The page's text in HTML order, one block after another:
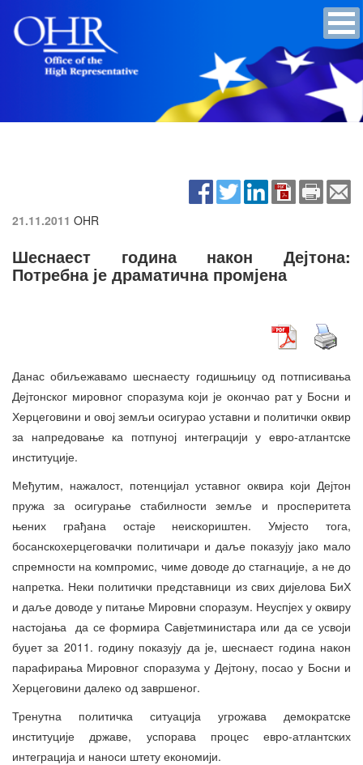
21.11.2011 OHR
Шеснаест година након Дејтона:
Потребна је драматична промјена
Данас обиљежавамо шеснаесту годишњицу од потписивања
Дејтонског мировног споразума који је окончао рат у Босни и
Херцеговини и овој земљи осигурао уставни и политички оквир
за напредовање ка потпуној интеграцији у евро-атлантске
институције.
Међутим, нажалост, потенцијал уставног оквира који Дејтон
пружа за осигурање стабилности земље и просперитета
њених грађана остаје неискориштен. Умјесто тога,
босанскохерцеговачки политичари и даље показују јако мало
спремности на компромис, чиме доводе до стагнације, а не до
напретка. Неки политички представници из свих дијелова БиХ
и даље доводе у питање Мировни споразум. Неуспјех у оквиру
настојања да се формира Савјетминистара или да се усвоји
буџет за 2011. годину показују да је, шеснаест година након
парафирања Мировног споразума у Дејтону, посао у Босни и
Херцеговини далеко од завршеног.
Тренутна политичка ситуација угрожава демократске
институције државе, успорава процес евро-атлантских
интеграција и наноси штету економији.